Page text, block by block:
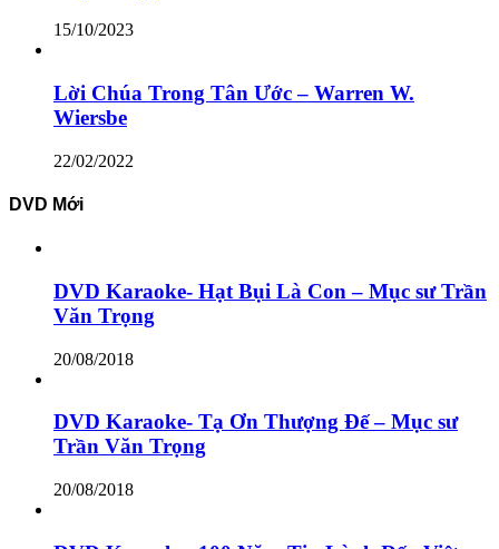
15/10/2023
Lời Chúa Trong Tân Ước – Warren W.
Wiersbe
22/02/2022
DVD Mới
DVD Karaoke- Hạt Bụi Là Con – Mục sư Trần
Văn Trọng
20/08/2018
DVD Karaoke- Tạ Ơn Thượng Đế – Mục sư
Trần Văn Trọng
20/08/2018